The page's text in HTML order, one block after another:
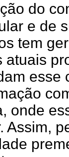
do
e de
tem
atuais
esse
onde
Assim,